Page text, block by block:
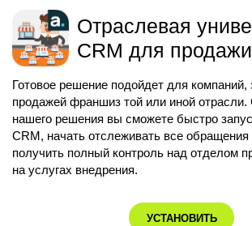
ИНТЕГРАЦИИ
ВНЕДРЕНИЕ
ПОЛЕЗНОЕ
ПОДДЕРЖКА
Отраслевая
CRM для
Готовое решение подойдет для
продажей франшиз той или иной
нашего решения вы сможете быстро
CRM, начать отслеживать все обращения
получить полный контроль над отделом
на услугах внедрения.
УСТАНОВИТЬ